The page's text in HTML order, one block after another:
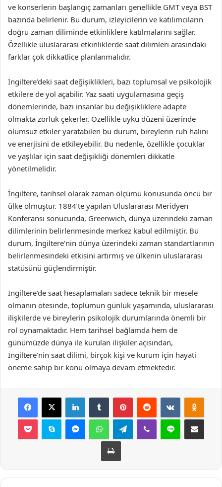
ve konserlerin başlangıç zamanları genellikle GMT veya BST
bazında belirlenir. Bu durum, izleyicilerin ve katılımcıların
doğru zaman diliminde etkinliklere katılmalarını sağlar.
Özellikle uluslararası etkinliklerde saat dilimleri arasındaki
farklar çok dikkatlice planlanmalıdır.
İngiltere’deki saat değişiklikleri, bazı toplumsal ve psikolojik
etkilere de yol açabilir. Yaz saati uygulamasına geçiş
dönemlerinde, bazı insanlar bu değişikliklere adapte
olmakta zorluk çekerler. Özellikle uyku düzeni üzerinde
olumsuz etkiler yaratabilen bu durum, bireylerin ruh halini
ve enerjisini de etkileyebilir. Bu nedenle, özellikle çocuklar
ve yaşlılar için saat değişikliği dönemleri dikkatle
yönetilmelidir.
İngiltere, tarihsel olarak zaman ölçümü konusunda öncü bir
ülke olmuştur. 1884’te yapılan Uluslararası Meridyen
Konferansı sonucunda, Greenwich, dünya üzerindeki zaman
dilimlerinin belirlenmesinde merkez kabul edilmiştir. Bu
durum, İngiltere’nin dünya üzerindeki zaman standartlarının
belirlenmesindeki etkisini artırmış ve ülkenin uluslararası
statüsünü güçlendirmiştir.
İngiltere’de saat hesaplamaları sadece teknik bir mesele
olmanın ötesinde, toplumun günlük yaşamında, uluslararası
ilişkilerde ve bireylerin psikolojik durumlarında önemli bir
rol oynamaktadır. Hem tarihsel bağlamda hem de
günümüzde dünya ile kurulan ilişkiler açısından,
İngiltere’nin saat dilimi, birçok kişi ve kurum için hayati
öneme sahip bir konu olmaya devam etmektedir.
Facebook
X LinkedInTumblr PinterestReddit VKontakte
Pocket Skype MessengerWhatsAppTelegramViber Line E-Posta ile
Yazdır